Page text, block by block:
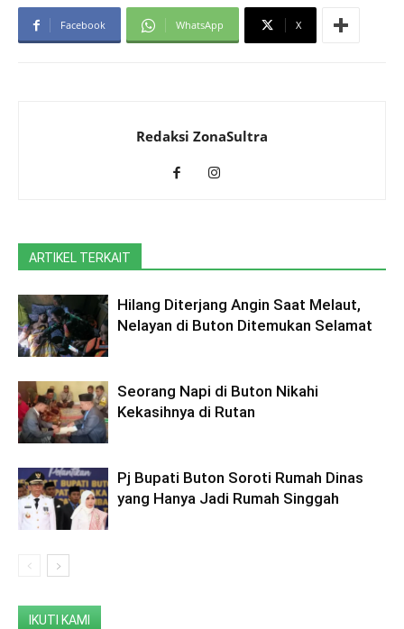
Facebook WhatsApp X
Redaksi ZonaSultra
ARTIKEL TERKAIT
Hilang Diterjang Angin Saat Melaut,
Nelayan di Buton Ditemukan Selamat
Seorang Napi di Buton Nikahi
Kekasihnya di Rutan
Pj Bupati Buton Soroti Rumah Dinas
yang Hanya Jadi Rumah Singgah
IKUTI KAMI